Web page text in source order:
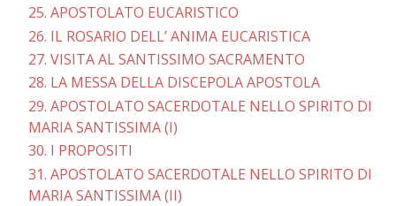
25. APOSTOLATO EUCARISTICO
26. IL ROSARIO DELL’ ANIMA EUCARISTICA
27. VISITA AL SANTISSIMO SACRAMENTO
28. LA MESSA DELLA DISCEPOLA APOSTOLA
29. APOSTOLATO SACERDOTALE NELLO SPIRITO DI
MARIA SANTISSIMA (I)
30. I PROPOSITI
31. APOSTOLATO SACERDOTALE NELLO SPIRITO DI
MARIA SANTISSIMA (II)